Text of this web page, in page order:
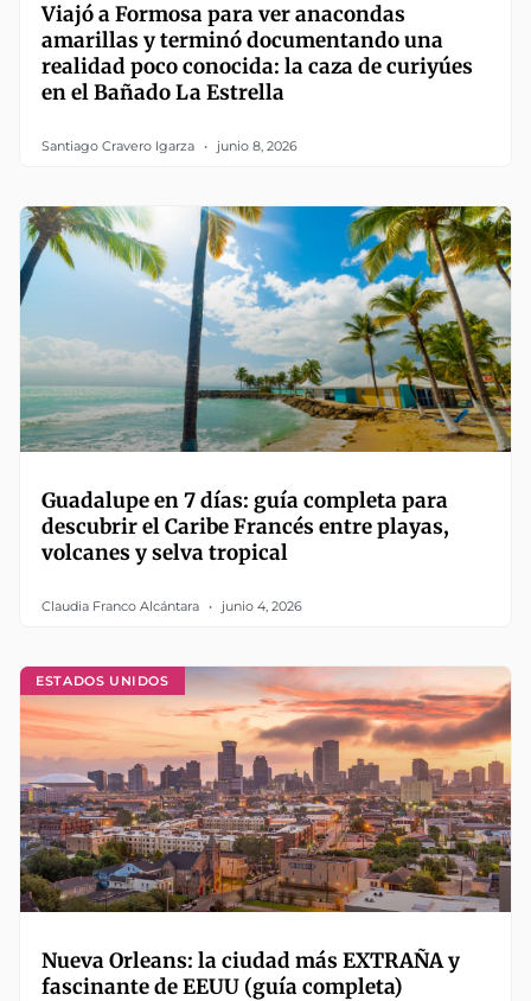
Viajó a Formosa para ver anacondas
amarillas y terminó documentando una
realidad poco conocida: la caza de curiyúes
en el Bañado La Estrella
Santiago Cravero Igarza junio 8, 2026
Guadalupe en 7 días: guía completa para
descubrir el Caribe Francés entre playas,
volcanes y selva tropical
Claudia Franco Alcántara junio 4, 2026
ESTADOS UNIDOS
Nueva Orleans: la ciudad más EXTRAÑA y
fascinante de EEUU (guía completa)